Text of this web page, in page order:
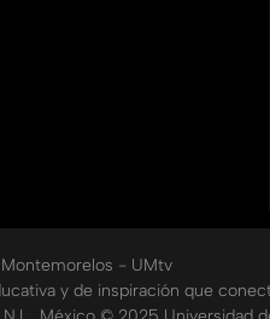
- UMtv
y de inspiración que